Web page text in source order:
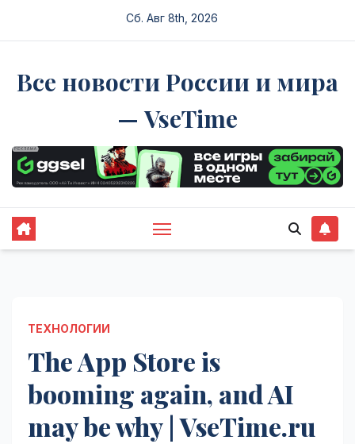
Сб. Авг 8th, 2026
Все новости России и мира
— VseTime
ТЕХНОЛОГИИ
The App Store is
booming again, and AI
may be why | VseTime.ru